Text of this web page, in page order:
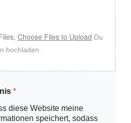
Choose Files to Upload Du
hochladen.
*
diese Website meine
speichert, sodass